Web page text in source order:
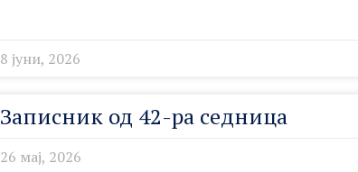
8 јуни, 2026
Записник од 42-ра седница
26 мај, 2026